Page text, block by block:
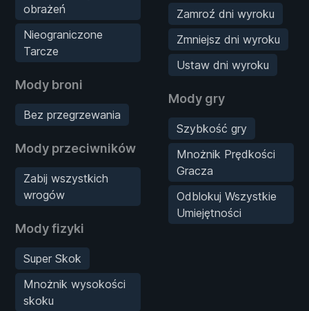
obrażeń
Nieograniczone
Tarcze
Mody broni
Bez przegrzewania
Mody przeciwników
Zabij wszystkich
wrogów
Mody fizyki
Super Skok
Mnożnik wysokości
skoku
Zamroź dni wyroku
Zmniejsz dni wyroku
Ustaw dni wyroku
Mody gry
Szybkość gry
Mnożnik Prędkości
Gracza
Odblokuj Wszystkie
Umiejętności